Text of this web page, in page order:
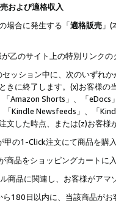
および適格収入
場合に発生する「適格販売 」
乙のサイト上の特別リンク
セッション中に、次のいずれ
きに終了します。(x)お客様
「Amazon Shorts」、「
「Kindle Newsfeeds」、「
文した時点、または(z)お客
甲の1-Click注文にて商品を購入
商品をショッピングカートに
商品に関連し、お客様がアマ
ら180日以内に、当該商品が